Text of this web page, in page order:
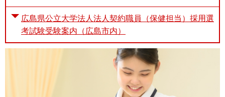
広島県公立大学法人法人契約職員（保健担当）採用選
考試験受験案内（広島市内）